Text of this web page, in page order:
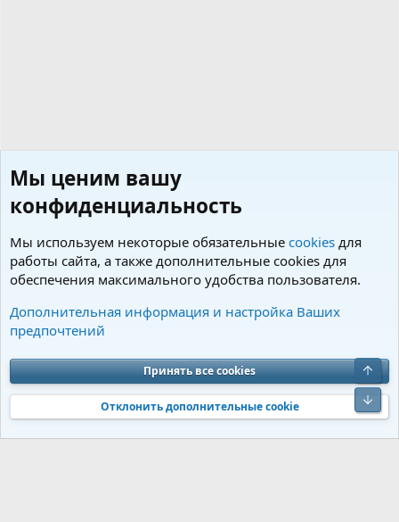
Флуд (свободная болталка)
Cookies Charm by DCom
Обратная связь
Условия и правила
Политика конфиденциальности
Помощь
S
S
Community platform by XenForo® © 2010-2026 XenForo Ltd. Перевод от
Jumuro®|Media embeds via s9e/MediaSites
Мы ценим вашу
конфиденциальность
Мы используем некоторые обязательные cookies для
работы сайта, а также дополнительные cookies для
обеспечения максимального удобства пользователя.
Дополнительная информация и настройка Ваших
предпочтений
Принять все cookies
Отклонить дополнительные cookie
Верх
Низ